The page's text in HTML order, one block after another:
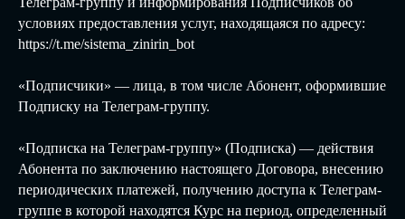
условиях предоставления услуг, находящаяся по адресу:
https://t.me/sistema_zinirin_bot
«Подписчики» — лица, в том числе Абонент, оформившие
Подписку на Телеграм-группу.
«Подписка на Телеграм-группу» (Подписка) — действия
Абонента по заключению настоящего Договора, внесению
периодических платежей, получению доступа к Телеграм-
группе в которой находятся Курс на период, определенный